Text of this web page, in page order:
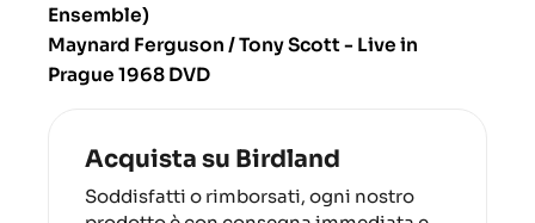
Ensemble)
Maynard Ferguson / Tony Scott - Live in
Prague 1968 DVD
Acquista su Birdland
Soddisfatti o rimborsati, ogni nostro